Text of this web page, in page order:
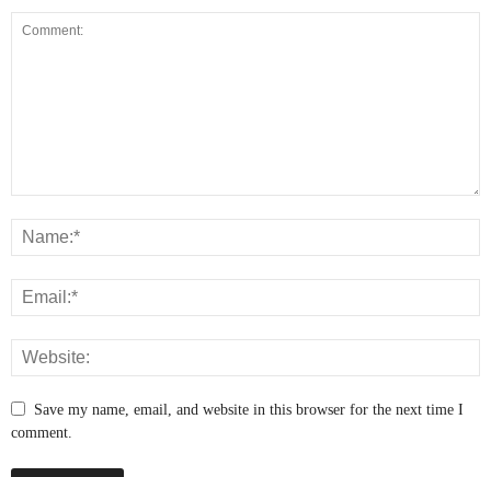
Save my name, email, and website in this browser for the next time I
comment.